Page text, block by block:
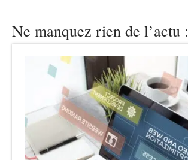
Ne manquez rien de l’actu :